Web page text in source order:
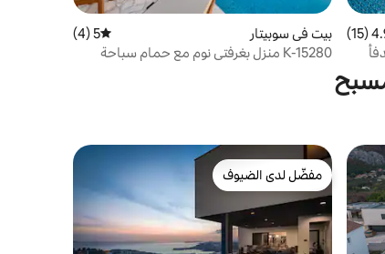
4.93 من 5، 15 مراجعاتبيت في سوبيتار متوسط التقييم 5 من 5، 4 مراجعات
5 (4)
K-15280 منزل بغرفتي نوم مع حمام سباحة
مفضّل لدى الضيوف
مفضّل لدى الضيوف